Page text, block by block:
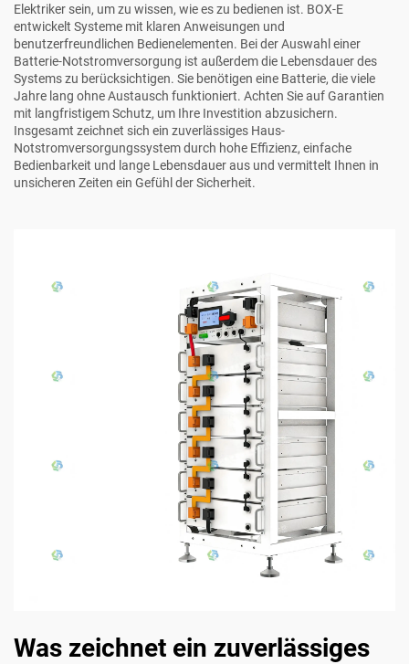
Elektriker sein, um zu wissen, wie es zu bedienen ist. BOX-E
entwickelt Systeme mit klaren Anweisungen und
benutzerfreundlichen Bedienelementen. Bei der Auswahl einer
Batterie-Notstromversorgung ist außerdem die Lebensdauer des
Systems zu berücksichtigen. Sie benötigen eine Batterie, die viele
Jahre lang ohne Austausch funktioniert. Achten Sie auf Garantien
mit langfristigem Schutz, um Ihre Investition abzusichern.
Insgesamt zeichnet sich ein zuverlässiges Haus-
Notstromversorgungssystem durch hohe Effizienz, einfache
Bedienbarkeit und lange Lebensdauer aus und vermittelt Ihnen in
unsicheren Zeiten ein Gefühl der Sicherheit.
Was zeichnet ein zuverlässiges